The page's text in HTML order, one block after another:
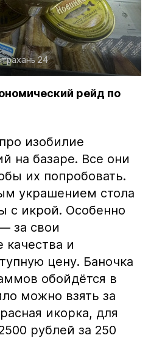
24
рейд по
про изобилие
на базаре. Все они
их попробовать.
украшением стола
с икрой. Особенно
за свои
качества и
цену. Баночка
обойдётся в
можно взять за
икорка, для
рублей за 250